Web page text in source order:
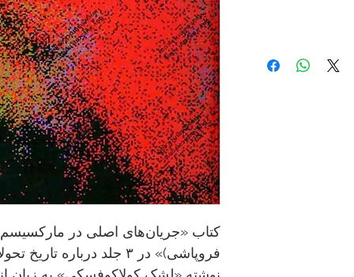
کتاب «جریان‌های اصلی در
فروپاشی)» در ۳ جلد درباره